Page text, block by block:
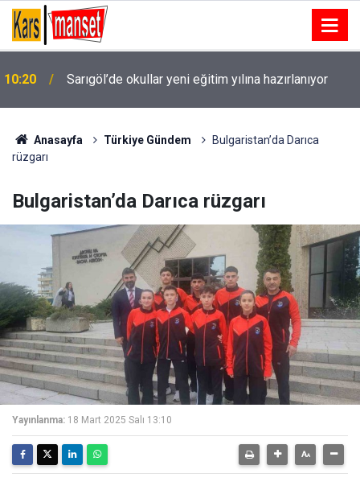
10:20 Sarıgöl’de okullar yeni eğitim yılına hazırlanıyor
Anasayfa Türkiye Gündem
Bulgaristan’da Darıca
rüzgarı
Bulgaristan’da Darıca rüzgarı
Yayınlanma: 18 Mart 2025 Salı 13:10